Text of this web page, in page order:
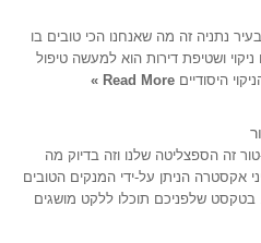
נתניה זה מה שאנחנו הכי טובים בו
ושטיפת דירות הוא למעשה טיפול
היסודיים Read More »
זה הספצליטה שלנו וזה בדיוק מה
אקסטרה הניתן על-ידי המנקים הטובים
בטקסט שלפניכם תוכלו ללקט מושגים